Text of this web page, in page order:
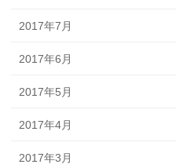
2017年7月
2017年6月
2017年5月
2017年4月
2017年3月